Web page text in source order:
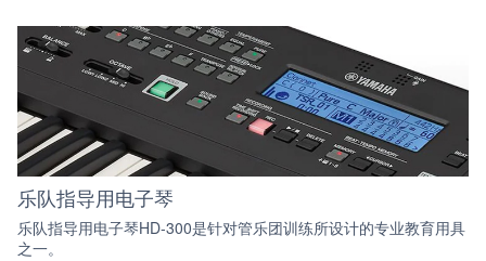
乐队指导用电子琴
乐队指导用电子琴HD-300是针对管乐团训练所设计的专业教育用具
之一。